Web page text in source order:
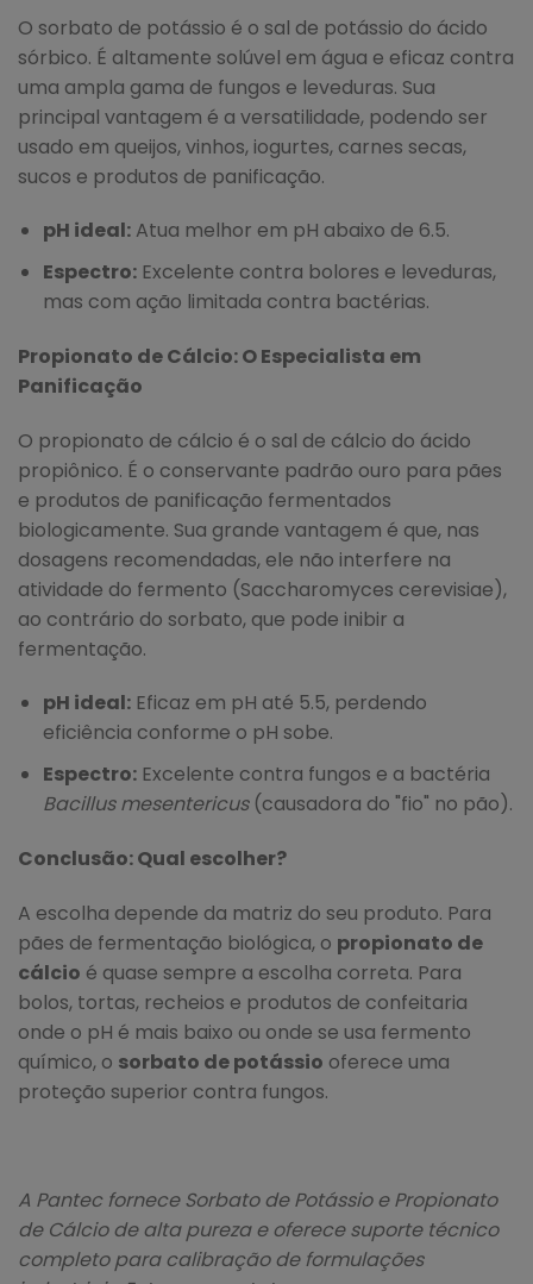
O sorbato de potássio é o sal de potássio do ácido
sórbico. É altamente solúvel em água e eficaz contra
uma ampla gama de fungos e leveduras. Sua
principal vantagem é a versatilidade, podendo ser
usado em queijos, vinhos, iogurtes, carnes secas,
sucos e produtos de panificação.
pH ideal:Atua melhor em pH abaixo de 6.5.
Espectro:Excelente contra bolores e leveduras,
mas com ação limitada contra bactérias.
Propionato de Cálcio: O Especialista em
Panificação
O propionato de cálcio é o sal de cálcio do ácido
propiônico. É o conservante padrão ouro para pães
e produtos de panificação fermentados
biologicamente. Sua grande vantagem é que, nas
dosagens recomendadas, ele não interfere na
atividade do fermento (Saccharomyces cerevisiae),
ao contrário do sorbato, que pode inibir a
fermentação.
pH ideal:Eficaz em pH até 5.5, perdendo
eficiência conforme o pH sobe.
Espectro:Excelente contra fungos e a bactéria
Bacillus mesentericus(causadora do "fio" no pão).
Conclusão: Qual escolher?
A escolha depende da matriz do seu produto. Para
pães de fermentação biológica, o propionato de
cálcio é quase sempre a escolha correta. Para
bolos, tortas, recheios e produtos de confeitaria
onde o pH é mais baixo ou onde se usa fermento
químico, o sorbato de potássio oferece uma
proteção superior contra fungos.
A Pantec fornece Sorbato de Potássio e Propionato
de Cálcio de alta pureza e oferece suporte técnico
completo para calibração de formulações